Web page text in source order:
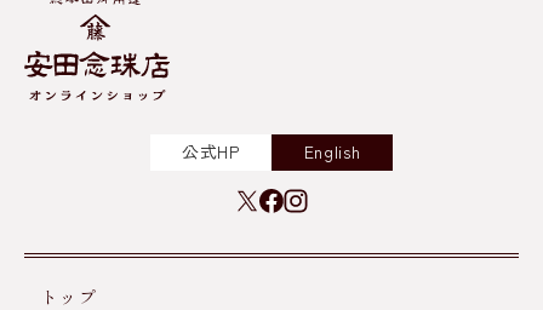
公式HP English
トップ